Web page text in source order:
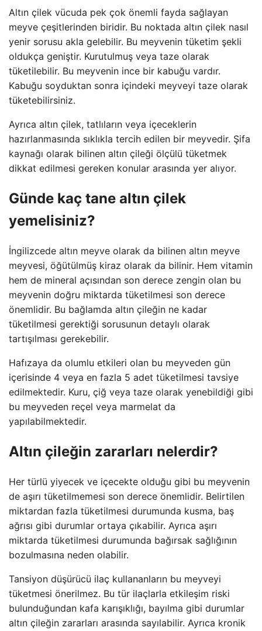
Altın çilek vücuda pek çok önemli fayda sağlayan
meyve çeşitlerinden biridir. Bu noktada altın çilek nasıl
yenir sorusu akla gelebilir. Bu meyvenin tüketim şekli
oldukça geniştir. Kurutulmuş veya taze olarak
tüketilebilir. Bu meyvenin ince bir kabuğu vardır.
Kabuğu soyduktan sonra içindeki meyveyi taze olarak
tüketebilirsiniz.
Ayrıca altın çilek, tatlıların veya içeceklerin
hazırlanmasında sıklıkla tercih edilen bir meyvedir. Şifa
kaynağı olarak bilinen altın çileği ölçülü tüketmek
dikkat edilmesi gereken konular arasında yer alıyor.
Günde kaç tane altın çilek
yemelisiniz?
İngilizcede altın meyve olarak da bilinen altın meyve
meyvesi, öğütülmüş kiraz olarak da bilinir. Hem vitamin
hem de mineral açısından son derece zengin olan bu
meyvenin doğru miktarda tüketilmesi son derece
önemlidir. Bu bağlamda altın çileğin ne kadar
tüketilmesi gerektiği sorusunun detaylı olarak
tartışılması gerekebilir.
Hafızaya da olumlu etkileri olan bu meyveden gün
içerisinde 4 veya en fazla 5 adet tüketilmesi tavsiye
edilmektedir. Kuru, çiğ veya taze olarak yenebildiği gibi
bu meyveden reçel veya marmelat da
yapılabilmektedir.
Altın çileğin zararları nelerdir?
Her türlü yiyecek ve içecekte olduğu gibi bu meyvenin
de aşırı tüketilmemesi son derece önemlidir. Belirtilen
miktardan fazla tüketilmesi durumunda kusma, baş
ağrısı gibi durumlar ortaya çıkabilir. Ayrıca aşırı
miktarda tüketilmesi durumunda bağırsak sağlığının
bozulmasına neden olabilir.
Tansiyon düşürücü ilaç kullananların bu meyveyi
tüketmesi önerilmez. Bu tür ilaçlarla etkileşim riski
bulunduğundan kafa karışıklığı, bayılma gibi durumlar
altın çileğin zararları arasında sayılabilir. Ayrıca kronik